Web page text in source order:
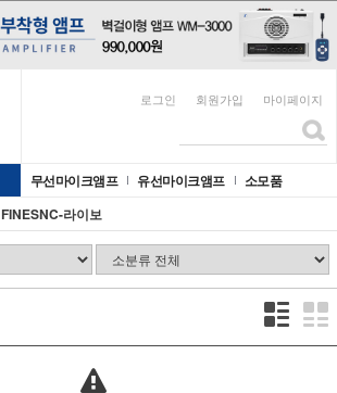
로그인 회원가입 마이페이지
무선마이크앰프 유선마이크앰프
소모품
FINESNC-라이보